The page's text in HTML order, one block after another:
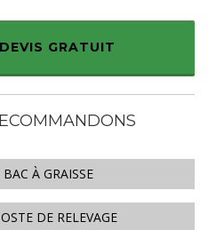
GRATUIT
À GRAISSE
DE RELEVAGE